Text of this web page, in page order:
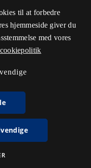
til at forbedre
hjemmeside giver du
med vores